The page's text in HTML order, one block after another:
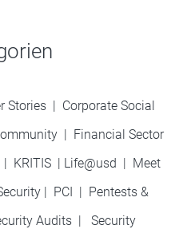
Stories| Corporate Social
| Financial Sector
| KRITIS | Life@usd | Meet
| PCI | Pentests &
Audits| Security